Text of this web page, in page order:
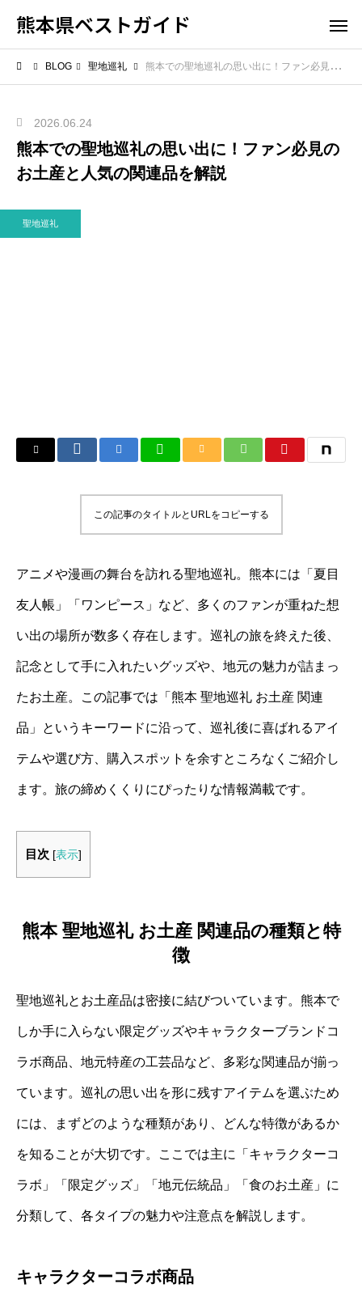
熊本県ベストガイド
BLOG 聖地巡礼 熊本での聖地巡礼の思い出に！ファン必見のお土産と人気の関連品を解説
2026.06.24
熊本での聖地巡礼の思い出に！ファン必見の
お土産と人気の関連品を解説
聖地巡礼
この記事のタイトルとURLをコピーする
アニメや漫画の舞台を訪れる聖地巡礼。熊本には「夏目
友人帳」「ワンピース」など、多くのファンが重ねた想
い出の場所が数多く存在します。巡礼の旅を終えた後、
記念として手に入れたいグッズや、地元の魅力が詰まっ
たお土産。この記事では「熊本 聖地巡礼 お土産 関連
品」というキーワードに沿って、巡礼後に喜ばれるアイ
テムや選び方、購入スポットを余すところなくご紹介し
ます。旅の締めくくりにぴったりな情報満載です。
目次 [表示]
熊本 聖地巡礼 お土産 関連品の種類と特
徴
聖地巡礼とお土産品は密接に結びついています。熊本で
しか手に入らない限定グッズやキャラクターブランドコ
ラボ商品、地元特産の工芸品など、多彩な関連品が揃っ
ています。巡礼の思い出を形に残すアイテムを選ぶため
には、まずどのような種類があり、どんな特徴があるか
を知ることが大切です。ここでは主に「キャラクターコ
ラボ」「限定グッズ」「地元伝統品」「食のお土産」に
分類して、各タイプの魅力や注意点を解説します。
キャラクターコラボ商品